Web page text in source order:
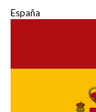
España